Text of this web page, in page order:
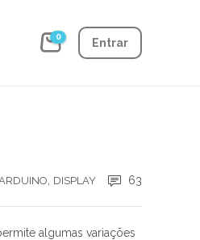
0 Entrar
DISPLAY 63
algumas variações